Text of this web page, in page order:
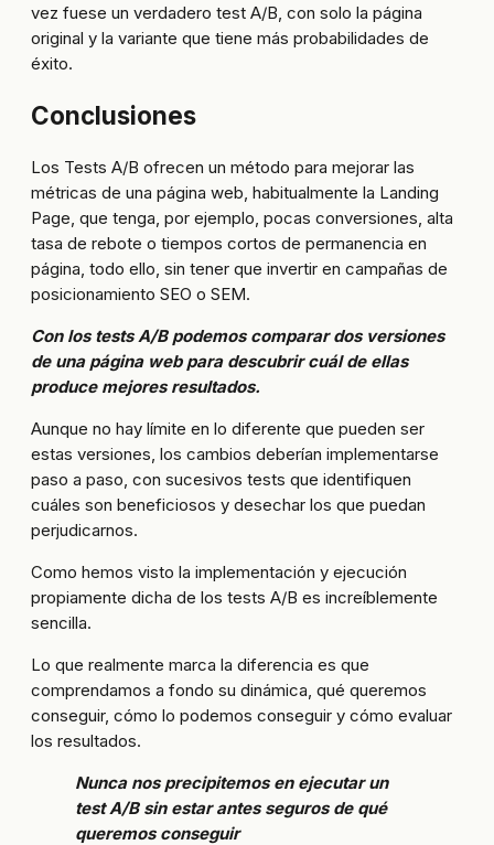
vez fuese un verdadero test A/B, con solo la página
original y la variante que tiene más probabilidades de
éxito.
Conclusiones
Los Tests A/B ofrecen un método para mejorar las
métricas de una página web, habitualmente la Landing
Page, que tenga, por ejemplo, pocas conversiones, alta
tasa de rebote o tiempos cortos de permanencia en
página, todo ello, sin tener que invertir en campañas de
posicionamiento SEO o SEM.
Con los tests A/B podemos comparar dos versiones
de una página web para descubrir cuál de ellas
produce mejores resultados.
Aunque no hay límite en lo diferente que pueden ser
estas versiones, los cambios deberían implementarse
paso a paso, con sucesivos tests que identifiquen
cuáles son beneficiosos y desechar los que puedan
perjudicarnos.
Como hemos visto la implementación y ejecución
propiamente dicha de los tests A/B es increíblemente
sencilla.
Lo que realmente marca la diferencia es que
comprendamos a fondo su dinámica, qué queremos
conseguir, cómo lo podemos conseguir y cómo evaluar
los resultados.
Nunca nos precipitemos en ejecutar un
test A/B sin estar antes seguros de qué
queremos conseguir